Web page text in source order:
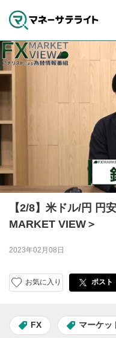
【2/8】米ドル/円 円
MARKET VIEW＞
2023年02月08日
お気に入り ポスト
FX マーケッ